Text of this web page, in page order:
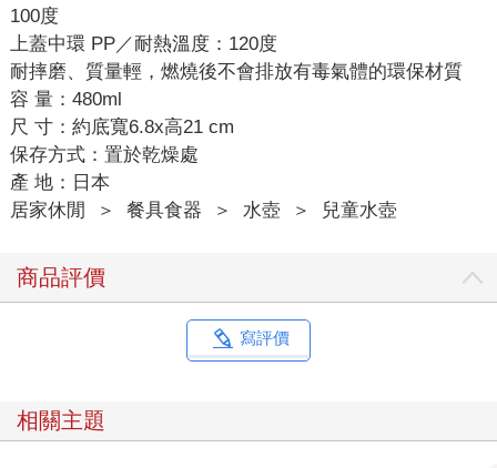
100度
上蓋中環 PP／耐熱溫度：120度
耐摔磨、質量輕，燃燒後不會排放有毒氣體的環保材質
容 量：480ml
尺 寸：約底寬6.8x高21 cm
保存方式：置於乾燥處
產 地：日本
居家休閒
＞ 餐具食器 ＞ 水壺 ＞ 兒童水壺
商品評價
寫評價
相關主題